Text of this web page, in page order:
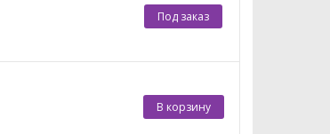
Под заказ
В корзину